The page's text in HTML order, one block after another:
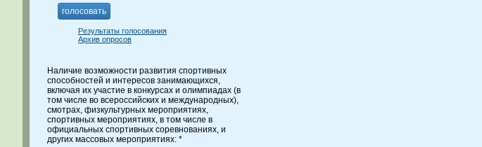
голосовать
Результаты голосования
Архив опросов
Наличие возможности развития спортивных
способностей и интересов занимающихся,
включая их участие в конкурсах и олимпиадах (в
том числе во всероссийских и международных),
смотрах, физкультурных мероприятиях,
спортивных мероприятиях, в том числе в
официальных спортивных соревнованиях, и
других массовых мероприятиях: *